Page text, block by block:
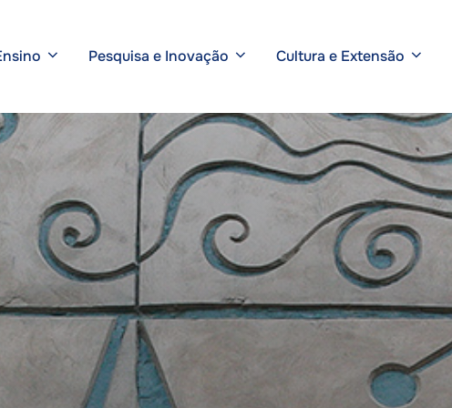
Pesquisa e Inovação Cultura e Extensão